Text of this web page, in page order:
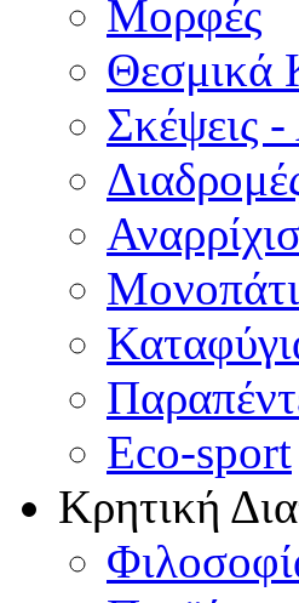
Μορφές
Θεσμικά
Σκέψεις
Eco-sport
Κρητική